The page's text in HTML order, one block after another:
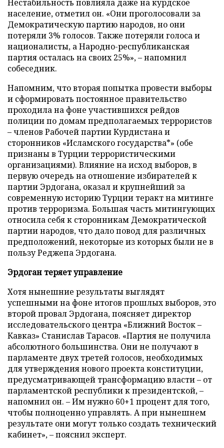
Нестабильность повлияла даже на курдское
население, отметил он. «Они проголосовали за
Демократическую партию народов, но они
потеряли 3% голосов. Также потеряли голоса и
националисты, а Народно-республиканская
партия осталась на своих 25%», – напомнил
собеседник.
Напомним, что вторая попытка провести выборы
и сформировать постоянное правительство
проходила на фоне участившихся рейдов
полиции по домам предполагаемых террористов
– членов Рабочей партии Курдистана и
сторонников «Исламского государства*» (обе
признаны в Турции террористическими
организациями). Влияние на исход выборов, в
первую очередь на отношение избирателей к
партии Эрдогана, оказал и крупнейший за
современную историю Турции теракт на митинге
против терроризма. Большая часть митингующих
относила себя к сторонникам Демократической
партии народов, что дало повод для различных
предположений, некоторые из которых были не в
пользу Реджепа Эрдогана.
Эрдоган теряет управление
Хотя нынешние результаты выглядят
успешными на фоне итогов прошлых выборов, это
второй провал Эрдогана, поясняет директор
исследовательского центра «Ближний Восток –
Кавказ» Станислав Тарасов. «Партия не получила
абсолютного большинства. Они не получают в
парламенте двух третей голосов, необходимых
для утверждения нового проекта конституции,
предусматривающей трансформацию власти – от
парламентской республики к президентской, –
напомнил он. – Им нужно 60+1 процент для того,
чтобы полноценно управлять. А при нынешнем
результате они могут только создать технический
кабинет», – пояснил эксперт.